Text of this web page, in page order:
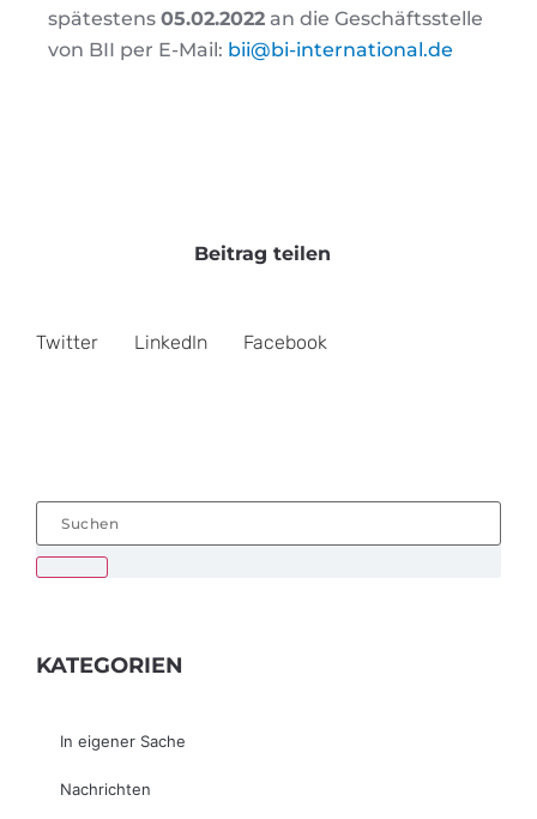
spätestens 05.02.2022 an die Geschäftsstelle
von BII per E-Mail: bii@bi-international.de
Beitrag teilen
Twitter LinkedIn Facebook
KATEGORIEN
In eigener Sache
Nachrichten